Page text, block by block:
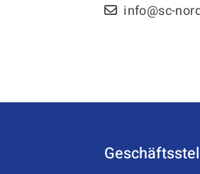
info@sc-